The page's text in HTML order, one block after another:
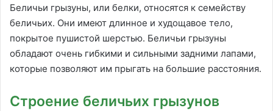
Беличьи грызуны, или белки, относятся к семейству
беличьих. Они имеют длинное и худощавое тело,
покрытое пушистой шерстью. Беличьи грызуны
обладают очень гибкими и сильными задними лапами,
которые позволяют им прыгать на большие расстояния.
Строение беличьих грызунов